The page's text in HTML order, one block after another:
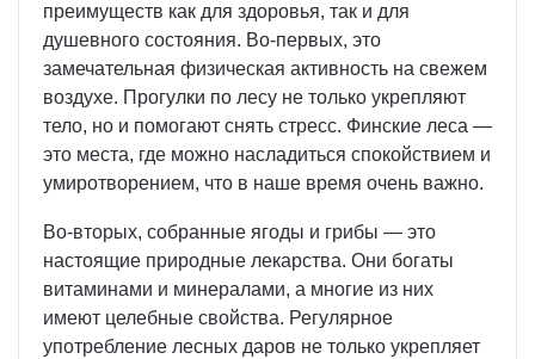
преимуществ как для здоровья, так и для
душевного состояния. Во-первых, это
замечательная физическая активность на свежем
воздухе. Прогулки по лесу не только укрепляют
тело, но и помогают снять стресс. Финские леса —
это места, где можно насладиться спокойствием и
умиротворением, что в наше время очень важно.
Во-вторых, собранные ягоды и грибы — это
настоящие природные лекарства. Они богаты
витаминами и минералами, а многие из них
имеют целебные свойства. Регулярное
употребление лесных даров не только укрепляет